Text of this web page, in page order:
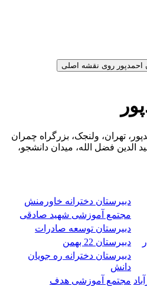
تهران، ولنجک، بزرگراه چمران
الدین فضل الله، میدان دانشجو،
دبیرستان دخترانه خاورمنش
مجتمع آموزشی شهید صادقی
دبیرستان توسعه صادرات
دبیرستان 22 بهمن
دبیرستان دخترانه ره جویان
دانش
مجتمع آموزشی هدف